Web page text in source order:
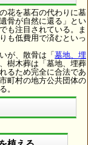
花を墓石の代わりに墓
骨が自然に還る」とい
も注目されている。ま
も低費用で済むといっ
が、散骨は「墓地、埋
樹木葬は「墓地、埋葬
るため完全に合法であ
町村の地方公共団体の
。